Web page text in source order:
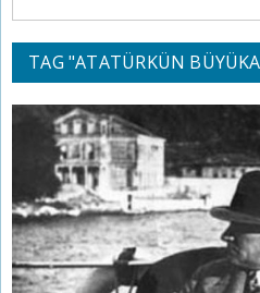
TAG "ATATÜRKÜN